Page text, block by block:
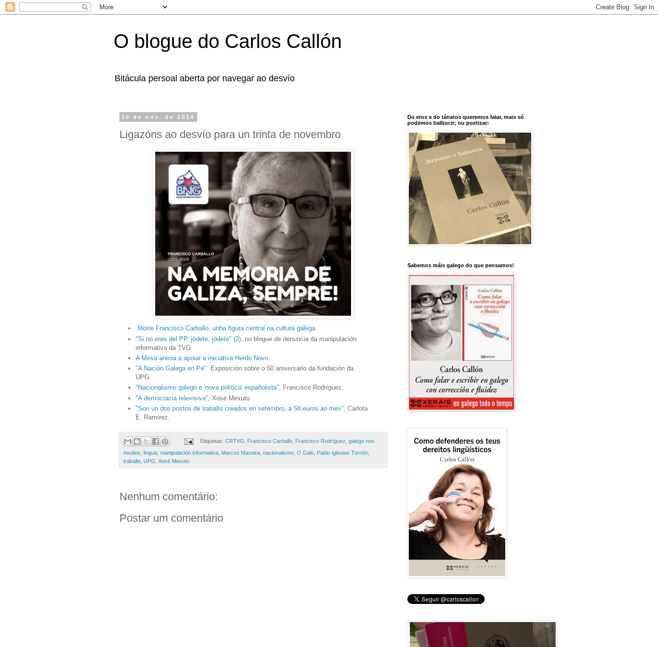
O blogue do Carlos Callón
Bitácula persoal aberta por navegar ao desvío
30 de nov. de 2014
Ligazóns ao desvío para un trinta de novembro
Morre Francisco Carballo, unha figura central na cultura galega.
"Si no eres del PP, jódete, jódete" (2) , no blogue de denuncia da manipulación
informativa da TVG.
A Mesa anima a apoiar a iniciativa Herdo Novo
"A Nación Galega en Pé". Exposición sobre o 50 aniversario da fundación da
UPG.
"Nacionalismo galego e 'nova política' españolista", Francisco Rodríguez.
"A democracia televisiva" , Xosé Mexuto.
"Son un dos postos de traballo creados en setembro, a 58 euros ao mes", Carlota
E. Ramírez.
Etiquetas: CRTVG Francisco Carballo, Francisco Rodríguez galego nos
medios, lingua, manipulación informativa, Marcos Maceira, nacionalismo, O Galo, Pablo Iglesias Turrión,
traballo, UPG, Xosé Mexuto
Nenhum comentário:
Postar um comentário
Do eros e do tánatos queremos falar, mais só
podemos balbucir; ou poetizar:
Sabemos máis galego do que pensamos!